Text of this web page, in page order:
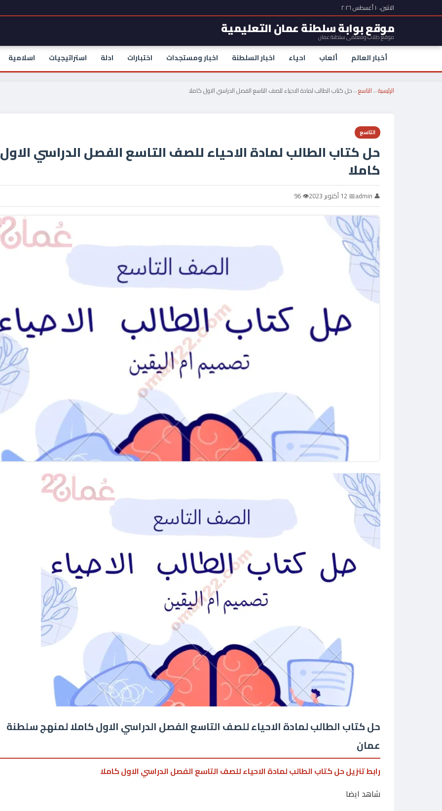
الاثنين، ١٠ أغسطس ٢٠٢٦
موقع بوابة سلطنة عمان التعليمية
موقع طلاب ومعلمي سلطنة عمان
أخبار العالم ألعاب احياء اخبار السلطنة اخبار ومستجدات اختبارات ادلة استراتيجيات اسلامية
الرئيسية←التاسع←حل كتاب الطالب لمادة الاحياء للصف التاسع الفصل الدراسي الاول كاملا
التاسع
حل كتاب الطالب لمادة الاحياء للصف التاسع الفصل الدراسي الاول
كاملا
👤 admin 📅 12 أكتوبر 2023 👁 96
حل كتاب الطالب لمادة الاحياء للصف التاسع الفصل الدراسي الاول كاملا لمنهج سلطنة
عمان
رابط تنزيل حل كتاب الطالب لمادة الاحياء للصف التاسع الفصل الدراسي الاول كاملا
شاهد ايضا